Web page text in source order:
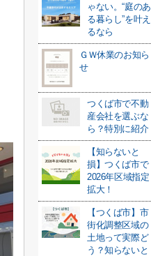
ゃない。“庭のあ
る暮らし”を叶え
るなら
ＧＷ休業のお知ら
せ
つくば市で不動
産会社を選ぶな
ら？特別に紹介
【知らないと
損】つくば市で
2026年区域指定
拡大！
【つくば市】市
街化調整区域の
土地って実際ど
う？知らないと